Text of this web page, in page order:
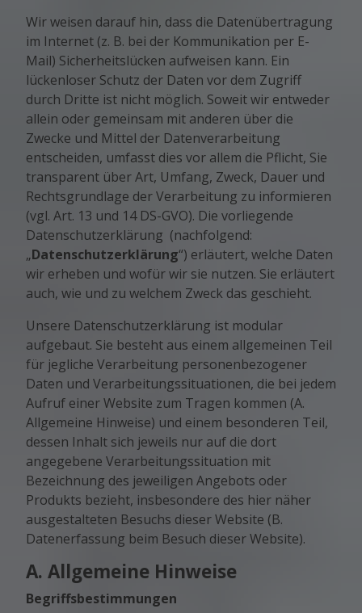
Wir weisen darauf hin, dass die Datenübertragung
im Internet (z. B. bei der Kommunikation per E-
Mail) Sicherheitslücken aufweisen kann. Ein
lückenloser Schutz der Daten vor dem Zugriff
durch Dritte ist nicht möglich. Soweit wir entweder
allein oder gemeinsam mit anderen über die
Zwecke und Mittel der Datenverarbeitung
entscheiden, umfasst dies vor allem die Pflicht, Sie
transparent über Art, Umfang, Zweck, Dauer und
Rechtsgrundlage der Verarbeitung zu informieren
(vgl. Art. 13 und 14 DS-GVO). Die vorliegende
Datenschutzerklärung (nachfolgend:
„Datenschutzerklärung“) erläutert, welche Daten
wir erheben und wofür wir sie nutzen. Sie erläutert
auch, wie und zu welchem Zweck das geschieht.
Unsere Datenschutzerklärung ist modular
aufgebaut. Sie besteht aus einem allgemeinen Teil
für jegliche Verarbeitung personenbezogener
Daten und Verarbeitungssituationen, die bei jedem
Aufruf einer Website zum Tragen kommen (A.
Allgemeine Hinweise) und einem besonderen Teil,
dessen Inhalt sich jeweils nur auf die dort
angegebene Verarbeitungssituation mit
Bezeichnung des jeweiligen Angebots oder
Produkts bezieht, insbesondere des hier näher
ausgestalteten Besuchs dieser Website (B.
Datenerfassung beim Besuch dieser Website).
A. Allgemeine Hinweise
Begriffsbestimmungen